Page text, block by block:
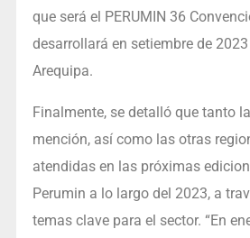
que será el PERUMIN 36
desarrollará en setiembre de
Arequipa.
Finalmente, se detalló que tanto
mención, así como las otras
atendidas en las próximas
Perumin a lo largo del 2023, a
temas clave para el sector. “En